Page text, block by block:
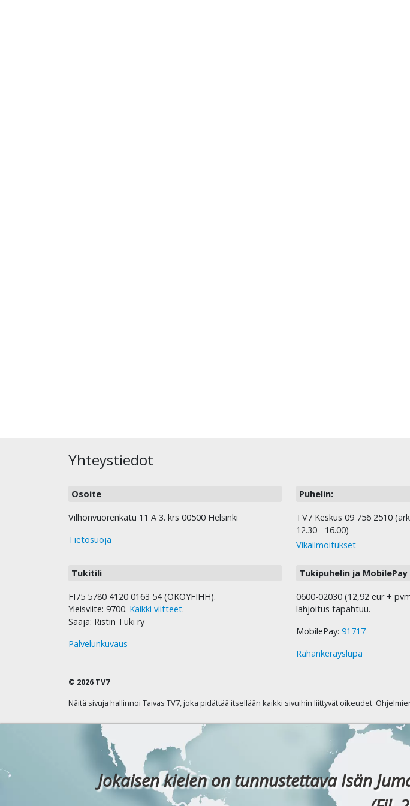
Yhteystiedot
Osoite
Vilhonvuorenkatu 11 A 3. krs 00500 Helsinki
Tietosuoja
Puhelin:
TV7 Keskus 09 756 2510
12.30 - 16.00)
Vikailmoitukset
Tukitili
FI75 5780 4120 0163 54 (OKOYFIHH).
Yleisviite: 9700. Kaikki viitteet.
Saaja: Ristin Tuki ry
Palvelunkuvaus
Tukipuhelin ja MobilePay
0600-02030 (12,92 eur +
lahjoitus tapahtuu.
MobilePay: 91717
Rahankeräyslupa
© 2026 TV7
Näitä sivuja hallinnoi Taivas TV7, joka pidättää itsellään kaikki sivuihin liittyvät oikeudet.
Jokaisen kielen on tunnustettava Isän